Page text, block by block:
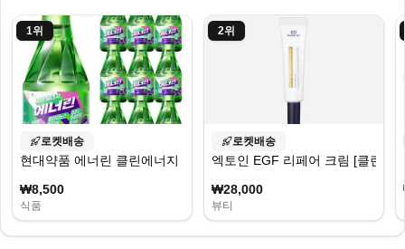
1위
로켓배송
현대약품 에너린 클린에너지
₩8,500
식품
2위
로켓배송
엑토인 EGF 리페어 크림 [클린업
₩28,000
뷰티